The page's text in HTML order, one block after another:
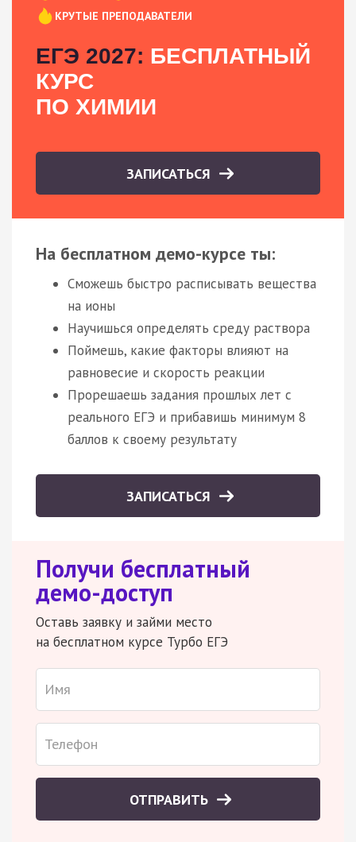
КРУТЫЕ ПРЕПОДАВАТЕЛИ
ЕГЭ 2027: БЕСПЛАТНЫЙ
КУРС
ПО ХИМИИ
ЗАПИСАТЬСЯ
На бесплатном демо-курсе ты:
Сможешь быстро расписывать вещества
на ионы
Научишься определять среду раствора
Поймешь, какие факторы влияют на
равновесие и скорость реакции
Прорешаешь задания прошлых лет с
реального ЕГЭ и прибавишь минимум 8
баллов к своему результату
ЗАПИСАТЬСЯ
Получи бесплатный
демо-доступ
Оставь заявку и займи место
на бесплатном курсе Турбо ЕГЭ
ОТПРАВИТЬ